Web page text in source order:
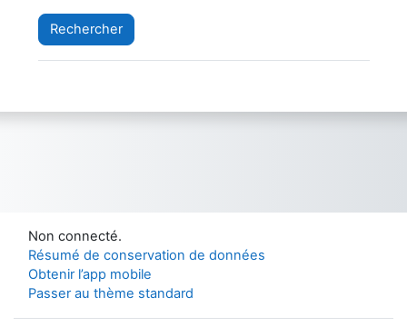
Non connecté.
Résumé de conservation de données
Obtenir l’app mobile
Passer au thème standard